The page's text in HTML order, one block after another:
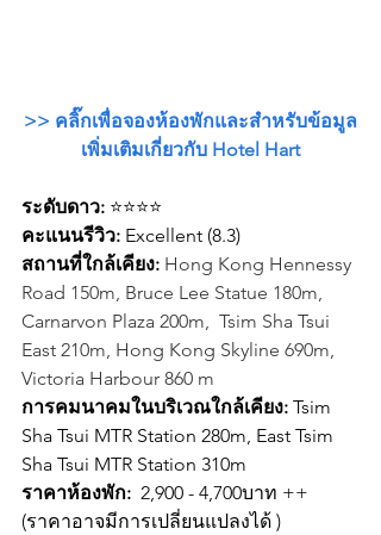
>> คลิ๊กเพื่อจองห้องพักและสำหรับข้อมูล
เพิ่มเติมเกี่ยวกับ Hotel Hart
ระดับดาว: ⭐⭐⭐⭐
คะแนนรีวิว: Excellent (8.3)
สถานที่ใกล้เคียง: Hong Kong Hennessy
Road 150m, Bruce Lee Statue 180m,
Carnarvon Plaza 200m,  Tsim Sha Tsui
East 210m, Hong Kong Skyline 690m,
Victoria Harbour 860 m
การคมนาคมในบริเวณใกล้เคียง: Tsim
Sha Tsui MTR Station 280m, East Tsim
Sha Tsui MTR Station 310m
ราคาห้องพัก: 2,900 - 4,700บาท ++
(ราคาอาจมีการเปลี่ยนแปลงได้ )